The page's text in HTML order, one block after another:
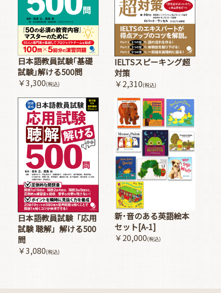
日本語教員試験｢基礎
試験｣解ける500問
￥3,300(税込)
IELTSスピーキング超
対策
￥2,310(税込)
日本語教員試験「応用
試験 聴解」解ける500
問
￥3,080(税込)
新･音のある英語絵本
セット[A-1]
￥20,000(税込)